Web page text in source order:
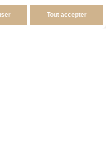
Tout accepter